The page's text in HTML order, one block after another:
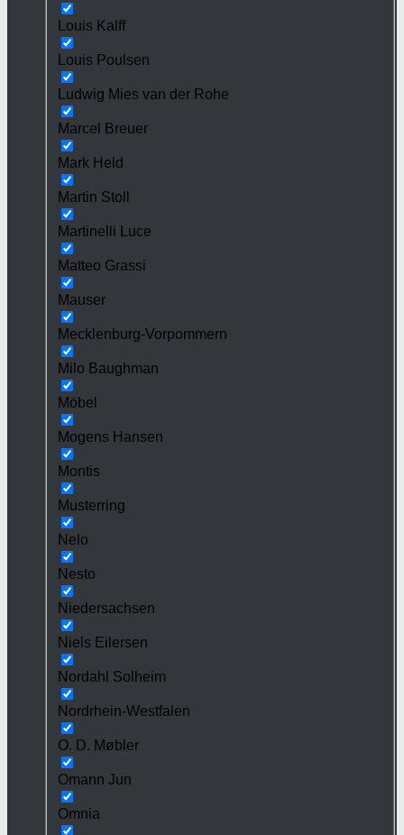
Louis Kalff
Louis Poulsen
Ludwig Mies van der Rohe
Marcel Breuer
Mark Held
Martin Stoll
Martinelli Luce
Matteo Grassi
Mauser
Mecklenburg-Vorpommern
Milo Baughman
Möbel
Mogens Hansen
Montis
Musterring
Nelo
Nesto
Niedersachsen
Niels Eilersen
Nordahl Solheim
Nordrhein-Westfalen
O. D. Møbler
Omann Jun
Omnia